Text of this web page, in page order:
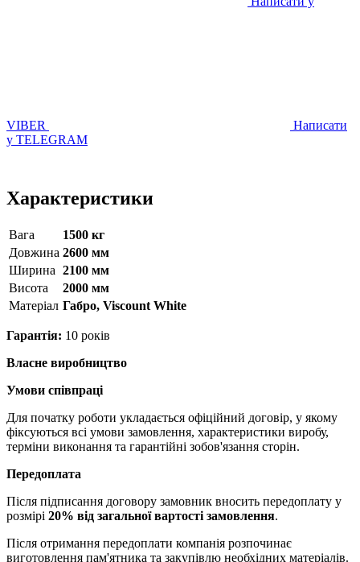
VIBER
Написати
у TELEGRAM
Характеристики
Вага
1500 кг
Довжина 2600 мм
Ширина 2100 мм
Висота
2000 мм
Матерiал Габро, Viscount White
Гарантія: 10 років
Власне виробництво
Умови співпраці
Для початку роботи укладається офіційний договір, у якому
фіксуються всі умови замовлення, характеристики виробу,
терміни виконання та гарантійні зобов'язання сторін.
Передоплата
Після підписання договору замовник вносить передоплату у
розмірі 20% від загальної вартості замовлення.
Після отримання передоплати компанія розпочинає
виготовлення пам'ятника та закупівлю необхідних матеріалів.